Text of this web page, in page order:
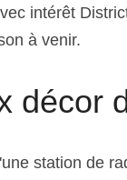
intérêt
à venir.
décor
station de